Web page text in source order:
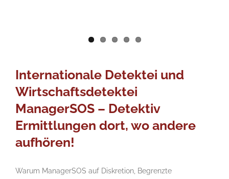
Internationale Detektei und
Wirtschaftsdetektei
ManagerSOS – Detektiv
Ermittlungen dort, wo andere
aufhören!
Warum ManagerSOS auf Diskretion, Begrenzte